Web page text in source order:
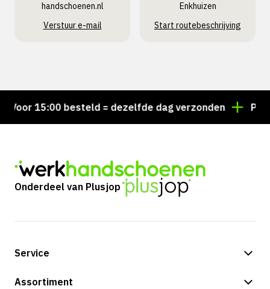
handschoenen.nl
Verstuur e-mail
Enkhuizen
Start routebeschrijving
15:00 besteld = dezelfde dag verzonden
Onderdeel van Plusjop
Service
Betalingsmogelijkheden
Assortiment